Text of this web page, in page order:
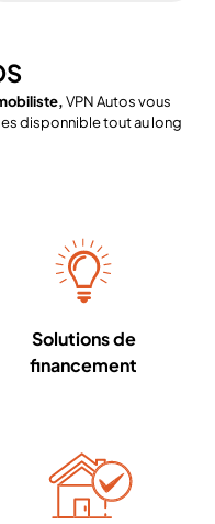
VPN Autos vous
disponnible tout au long
Solutions de
financement